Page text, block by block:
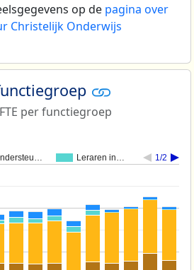
op de pagina over
Christelijk Onderwijs
per functiegroep
Leraren in… 1/2